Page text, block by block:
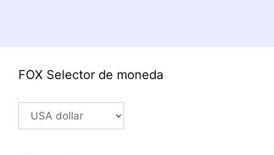
FOX Selector de moneda